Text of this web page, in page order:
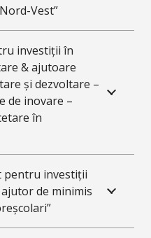
Vest”
investiții în
& ajutoare
și dezvoltare –
de inovare –
în
pentru investiții
de minimis